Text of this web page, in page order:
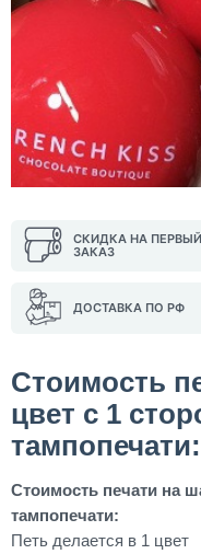
СКИДКА НА ПЕРВЫЙ
ЗАКАЗ
ДОСТАВКА ПО РФ
Стоимость
цвет с 1
тампопечати:
Стоимость печати на
тампопечати:
Петь делается в 1 цвет